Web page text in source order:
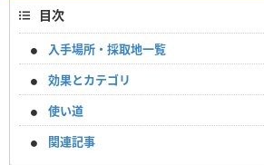
目次
入手場所・採取地一覧
効果とカテゴリ
使い道
関連記事